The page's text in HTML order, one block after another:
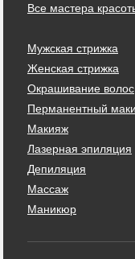
Все мастера
Мужская стрижка
Женская стрижка
Окрашивание волос
Перманентный
Макияж
Лазерная эпиляция
Депиляция
Массаж
Маникюр